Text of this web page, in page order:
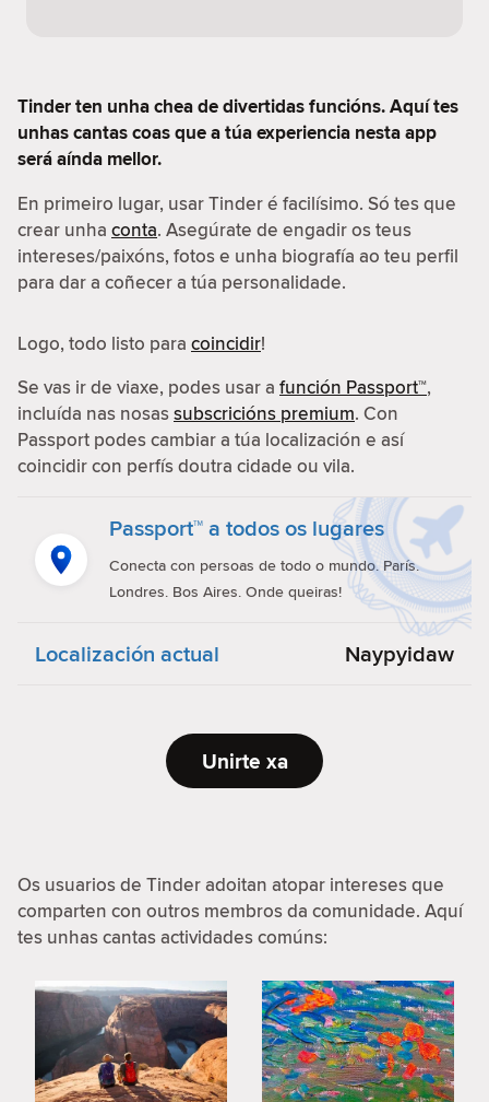
Tinder ten unha chea de divertidas funcións. Aquí tes
unhas cantas coas que a túa experiencia nesta app
será aínda mellor.
En primeiro lugar, usar Tinder é facilísimo. Só tes que
crear unha conta. Asegúrate de engadir os teus
intereses/paixóns, fotos e unha biografía ao teu perfil
para dar a coñecer a túa personalidade.
Logo, todo listo para coincidir!
Se vas ir de viaxe, podes usar a función Passport™,
incluída nas nosassubscricións premium. Con
Passport podes cambiar a túa localización e así
coincidir con perfís doutra cidade ou vila.
Passport™ a todos os lugares
Conecta con persoas de todo o mundo. París.
Londres. Bos Aires. Onde queiras!
Localización actual Naypyidaw
Unirte xa
Os usuarios de Tinder adoitan atopar intereses que
comparten con outros membros da comunidade. Aquí
tes unhas cantas actividades comúns: